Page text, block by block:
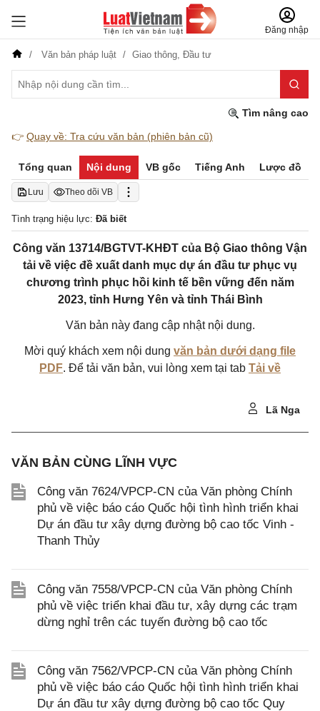
Đăng nhập
Văn bản pháp luật Giao thông, Đầu tư
Tìm nâng cao
👉 Quay về: Tra cứu văn bản (phiên bản cũ)
Tổng quan Nội dung VB gốc Tiếng Anh Lược đồ
Lưu Theo dõi VB
Tình trạng hiệu lực: Đã biết
Công văn 13714/BGTVT-KHĐT của Bộ Giao thông Vận
tải về việc đề xuất danh mục dự án đầu tư phục vụ
chương trình phục hồi kinh tế bền vững đến năm
2023, tỉnh Hưng Yên và tỉnh Thái Bình
Văn bản này đang cập nhật nội dung.
Mời quý khách xem nội dung văn bản dưới dạng file
PDF. Để tải văn bản, vui lòng xem tại tab Tải về
Lã Nga
VĂN BẢN CÙNG LĨNH VỰC
Công văn 7624/VPCP-CN của Văn phòng Chính
phủ về việc báo cáo Quốc hội tình hình triển khai
Dự án đầu tư xây dựng đường bộ cao tốc Vinh -
Thanh Thủy
Công văn 7558/VPCP-CN của Văn phòng Chính
phủ về việc triển khai đầu tư, xây dựng các trạm
dừng nghỉ trên các tuyến đường bộ cao tốc
Công văn 7562/VPCP-CN của Văn phòng Chính
phủ về việc báo cáo Quốc hội tình hình triển khai
Dự án đầu tư xây dựng đường bộ cao tốc Quy